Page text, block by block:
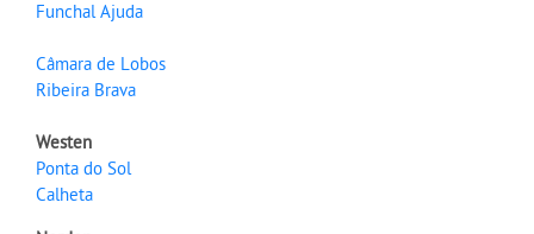
Funchal Ajuda
Câmara de Lobos
Ribeira Brava
Westen
Ponta do Sol
Calheta